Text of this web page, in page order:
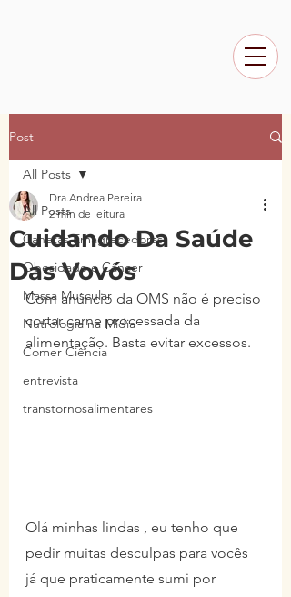
Post
All Posts
Canetas Emagrecedoras
Obesidade e Câncer
Massa Muscular
Nutrologia na Mídia
Comer Ciência
entrevista
transtornosalimentares
All Posts
Cuidando Da Saúde
Das Vovós
Dra.Andrea Pereira
2 min de leitura
Com anúncio da OMS não é preciso
cortar carne processada da
alimentação. Basta evitar excessos.
Olá minhas lindas , eu tenho que
pedir muitas desculpas para vocês
já que praticamente sumi por